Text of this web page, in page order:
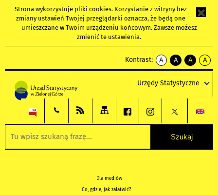
Strona wykorzystuje pliki cookies. Korzystanie z witryny bez
zmiany ustawień Twojej przeglądarki oznacza, że będą one
umieszczane w Twoim urządzeniu końcowym. Zawsze możesz
zmienić te ustawienia.
Kontrast:
A
kontrast
A
kontrast
tekst
czarnym
A
kontrast
tekst
czarnym
A
tekst
żółtym
Urzędy Statystyczne
Dla mediów
Co, gdzie, jak załatwić?